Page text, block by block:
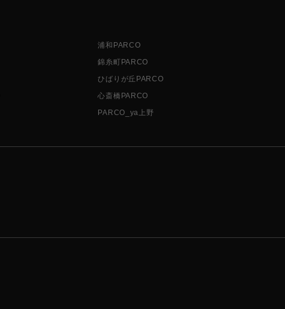
浦和PARCO
錦糸町PARCO
ひばりが丘PARCO
心斎橋PARCO
PARCO_ya上野